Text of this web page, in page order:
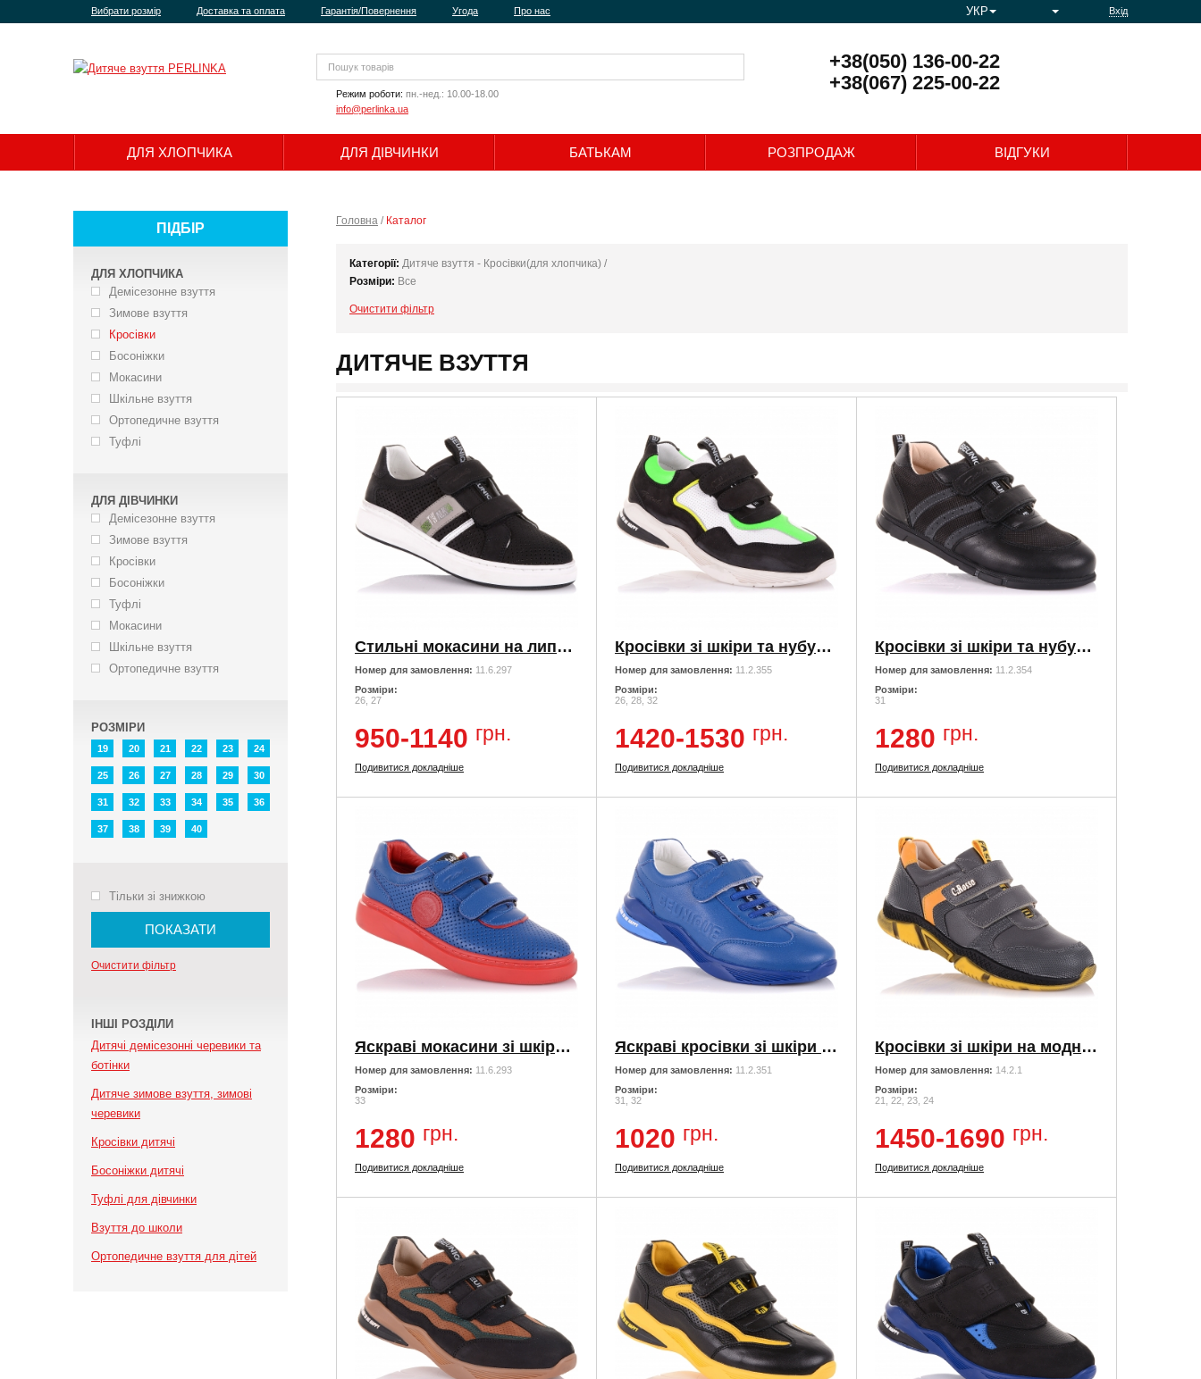
Вибрати розмір Доставка та оплата Гарантія/Повернення Угода Про нас Вхід
УКР
Режим роботи: пн.-нед.: 10.00-18.00
info@perlinka.ua
+38(050) 136-00-22
+38(067) 225-00-22
ДЛЯ ХЛОПЧИКА ДЛЯ ДІВЧИНКИ БАТЬКАМ РОЗПРОДАЖ ВІДГУКИ
Головна / Каталог
Категорії: Дитяче взуття - Кросівки(для хлопчика) /
Розміри: Все
Очистити фільтр
ДИТЯЧЕ ВЗУТТЯ
Стильні мокасини на липучках
Номер для замовлення: 11.6.297
Розміри:
26, 27
950-1140 грн.
Подивитися докладніше
Кросівки зі шкіри та нубуку з яскравими елементами
Номер для замовлення: 11.2.355
Розміри:
26, 28, 32
1420-1530 грн.
Подивитися докладніше
Кросівки зі шкіри та нубуку на липучках
Номер для замовлення: 11.2.354
Розміри:
31
1280 грн.
Подивитися докладніше
Яскраві мокасини зі шкіри на липучках
Номер для замовлення: 11.6.293
Розміри:
33
1280 грн.
Подивитися докладніше
Яскраві кросівки зі шкіри на липучках
Номер для замовлення: 11.2.351
Розміри:
31, 32
1020 грн.
Подивитися докладніше
Кросівки зі шкіри на модній яскравою підошві
Номер для замовлення: 14.2.1
Розміри:
21, 22, 23, 24
1450-1690 грн.
Подивитися докладніше
ПІДБІР
ДЛЯ ХЛОПЧИКА
Демісезонне взуття
Зимове взуття
Кросівки
Босоніжки
Мокасини
Шкільне взуття
Ортопедичне взуття
Туфлі
ДЛЯ ДІВЧИНКИ
Демісезонне взуття
Зимове взуття
Кросівки
Босоніжки
Туфлі
Мокасини
Шкільне взуття
Ортопедичне взуття
РОЗМІРИ
19 20 21 22 23 24
25 26 27 28 29 30
31 32 33 34 35 36
37 38 39 40
Тільки зі знижкою
ПОКАЗАТИ
Очистити фільтр
ІНШІ РОЗДІЛИ
Дитячі демісезонні черевики та
ботінки
Дитяче зимове взуття, зимові
черевики
Кросівки дитячі
Босоніжки дитячі
Туфлі для дівчинки
Взуття до школи
Ортопедичне взуття для дітей